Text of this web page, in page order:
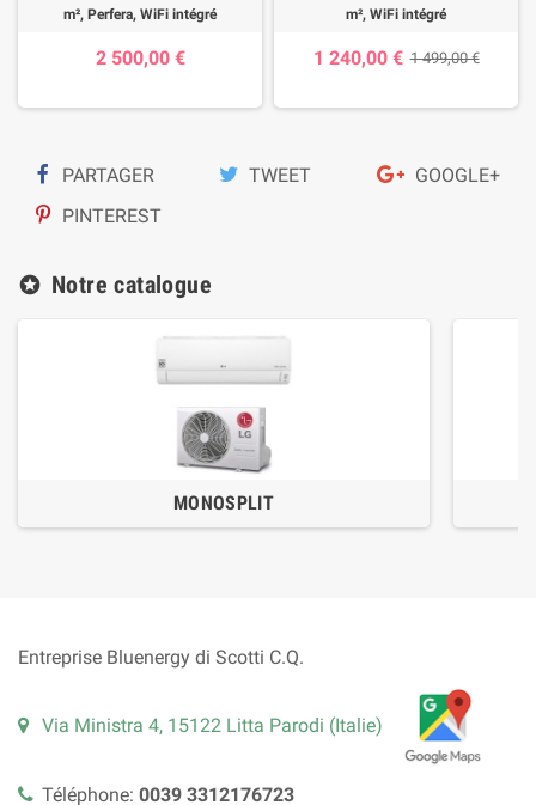
m², Perfera, WiFi intégré
2 500,00 €
m², WiFi intégré
1 240,00 € 1 499,00 €
PARTAGER TWEET
GOOGLE+
PINTEREST
stars Notre catalogue
MONOSPLIT
Entreprise Bluenergy di Scotti C.Q.
Via Ministra 4, 15122 Litta Parodi (Italie)
Téléphone: 0039 3312176723